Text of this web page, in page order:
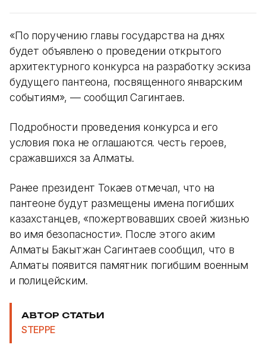
«По поручению главы государства на днях
будет объявлено о проведении открытого
архитектурного конкурса на разработку эскиза
будущего пантеона, посвященного январским
событиям», — сообщил Сагинтаев.
Подробности проведения конкурса и его
условия пока не оглашаются. честь героев,
сражавшихся за Алматы.
Ранее президент Токаев отмечал, что на
пантеоне будут размещены имена погибших
казахстанцев, «пожертвовавших своей жизнью
во имя безопасности». После этого аким
Алматы Бакытжан Сагинтаев сообщил, что в
Алматы появится памятник погибшим военным
и полицейским.
АВТОР СТАТЬИ
STEPPE